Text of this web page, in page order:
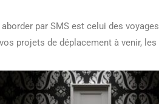
par SMS est celui des
projets de déplacement à venir,